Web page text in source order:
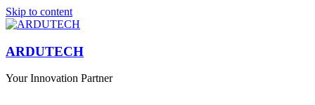
Skip to content
ARDUTECH
Your Innovation Partner